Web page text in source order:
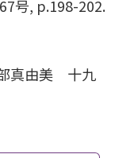
号, p.198-202.
真由美 十九